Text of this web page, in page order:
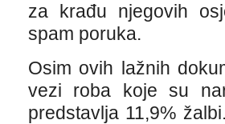
za krađu njegovih
spam poruka.
Osim ovih lažnih
vezi roba koje su
predstavlja 11,9%